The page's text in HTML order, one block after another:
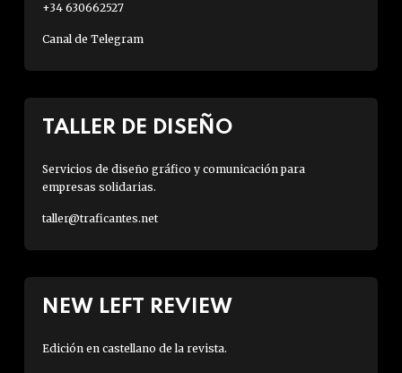
+34 630662527
Canal de Telegram
TALLER DE DISEÑO
Servicios de diseño gráfico y comunicación para
empresas solidarias.
taller@traficantes.net
NEW LEFT REVIEW
Edición en castellano de la revista.